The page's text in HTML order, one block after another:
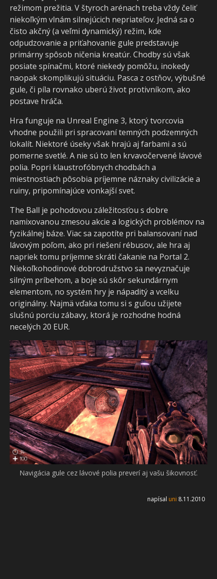
režimom prežitia. V štyroch arénach treba vždy čeliť
niekoľkým vlnám silnejúcich nepriateľov. Jedná sa o
čisto akčný (a veľmi dynamický) režim, kde
odpudzovanie a priťahovanie gule predstavuje
primárny spôsob ničenia kreatúr. Chodby sú však
posiate spínačmi, ktoré niekedy pomôžu, inokedy
naopak skomplikujú situáciu. Pasca z ostňov, výbušné
gule, či píla rovnako uberú život protivníkom, ako
postave hráča.
Hra funguje na Unreal Engine 3, ktorý tvorcovia
vhodne použili pri spracovaní temných podzemných
lokalít. Niektoré úseky však hrajú aj farbami a sú
pomerne svetlé. A nie sú to len krvavočervené lávové
polia. Popri klaustrofóbnych chodbách a
miestnostiach pôsobia príjemne náznaky civilizácie a
ruiny, pripomínajúce vonkajší svet.
The Ball je pohodovou záležitosťou s dobre
namixovanou zmesou akcie a logických problémov na
fyzikálnej báze. Viac sa zapotíte pri balansovaní nad
lávovým poľom, ako pri riešení rébusov, ale hra aj
napriek tomu príjemne skráti čakanie na Portal 2.
Niekoľkohodinové dobrodružstvo sa nevyznačuje
silným príbehom, a boje sú skôr sekundárnym
elementom, no systém hry je nápaditý a vcelku
originálny. Najmä vďaka tomu si s guľou užijete
slušnú porciu zábavy, ktorá je rozhodne hodná
necelých 20 EUR.
Navigácia gule cez lávové polia preverí aj vašu šikovnosť.
napísal uni 8.11.2010